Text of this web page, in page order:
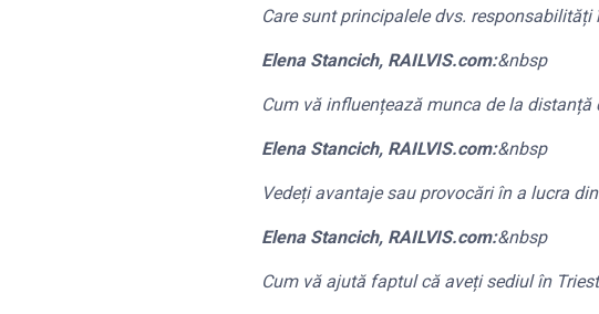
Care sunt principalele dvs.
Elena Stancich, RAILVIS.com:&nbsp
Cum vă influențează munca de la
Elena Stancich, RAILVIS.com:&nbsp
Vedeți avantaje sau provocări în a lucra
Elena Stancich, RAILVIS.com:&nbsp
Cum vă ajută faptul că aveți sediul în